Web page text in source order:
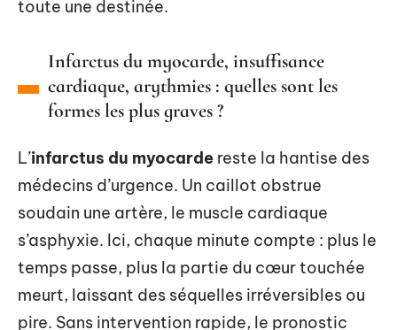
toute une destinée.
Infarctus du myocarde, insuffisance
cardiaque, arythmies : quelles sont les
formes les plus graves ?
L’infarctus du myocarde reste la hantise des
médecins d’urgence. Un caillot obstrue
soudain une artère, le muscle cardiaque
s’asphyxie. Ici, chaque minute compte : plus le
temps passe, plus la partie du cœur touchée
meurt, laissant des séquelles irréversibles ou
pire. Sans intervention rapide, le pronostic